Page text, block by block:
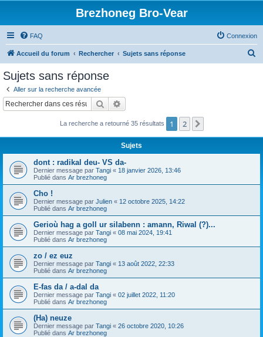
Brezhoneg Bro-Vear
FAQ Connexion
Accueil du forum Rechercher Sujets sans réponse
c
Sujets sans réponse
Aller sur la recherche avancée
Rechercher
La recherche a retourné 35 résultats 1 2
Sujets
dont : radikal deu- VS da-
Dernier message par Tangi « 18 janvier 2026, 13:46
Publié dans Ar brezhoneg
Cho !
Dernier message par Julien « 12 octobre 2025, 14:22
Publié dans Ar brezhoneg
Gerioù hag a goll ur silabenn : amann, Riwal (?)...
Dernier message par Tangi « 08 mai 2024, 19:41
Publié dans Ar brezhoneg
zo / ez euz
Dernier message par Tangi « 13 août 2022, 22:33
Publié dans Ar brezhoneg
E-fas da / a-dal da
Dernier message par Tangi « 02 juillet 2022, 11:20
Publié dans Ar brezhoneg
(Ha) neuze
Dernier message par Tangi « 26 octobre 2020, 10:26
Publié dans Ar brezhoneg